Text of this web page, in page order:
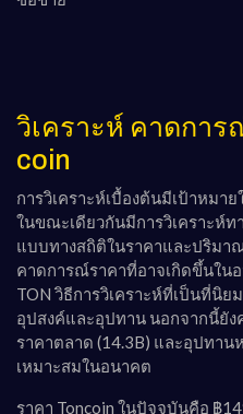
วิเคราะห์ คาดกา
coin
การวิเคราะห์เบื้องต้นมีเป้าหมา
ในขณะเดียวกันมีการวิเคราะห์ท
แบบทางสถิติในราคาและปริมา
คาดการณ์ราคาที่อาจเกิดขึ้นใน
TON วิธีการวิเคราะห์ที่เป็นที่นิ
อุปสงค์และอุปทาน นอกจากนี้ยั
ราคาตลาด (14.3B) และอุปทาน
เหมาะสมในอนาคต
ราคา Toncoin ในปัจจุบันคือ ฿